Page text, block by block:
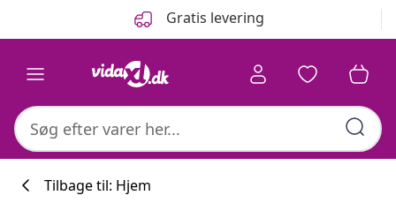
Gratis levering
Tilbage til: Hjem